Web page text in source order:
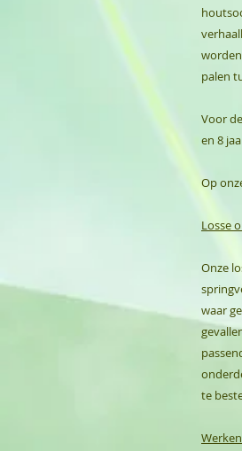
palen
Voor
en 8
Op
Losse
Onze
waar
te
Werken